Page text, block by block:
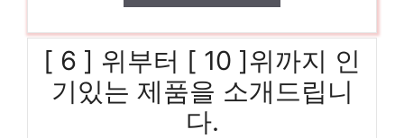
[ 6 ] 위부터 [ 10 ]위까지 인
기있는 제품을 소개드립니
다.